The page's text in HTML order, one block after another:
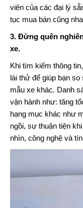
viên của các đại lý
tục mua bán cũng
3. Đừng quên
xe.
Khi tìm kiếm thông
lái thử để giúp bạn
mẫu xe khác. Danh
vận hành như: tăng
hạng mục khác như
ngồi, sự thuận tiện
nhìn, công nghệ và